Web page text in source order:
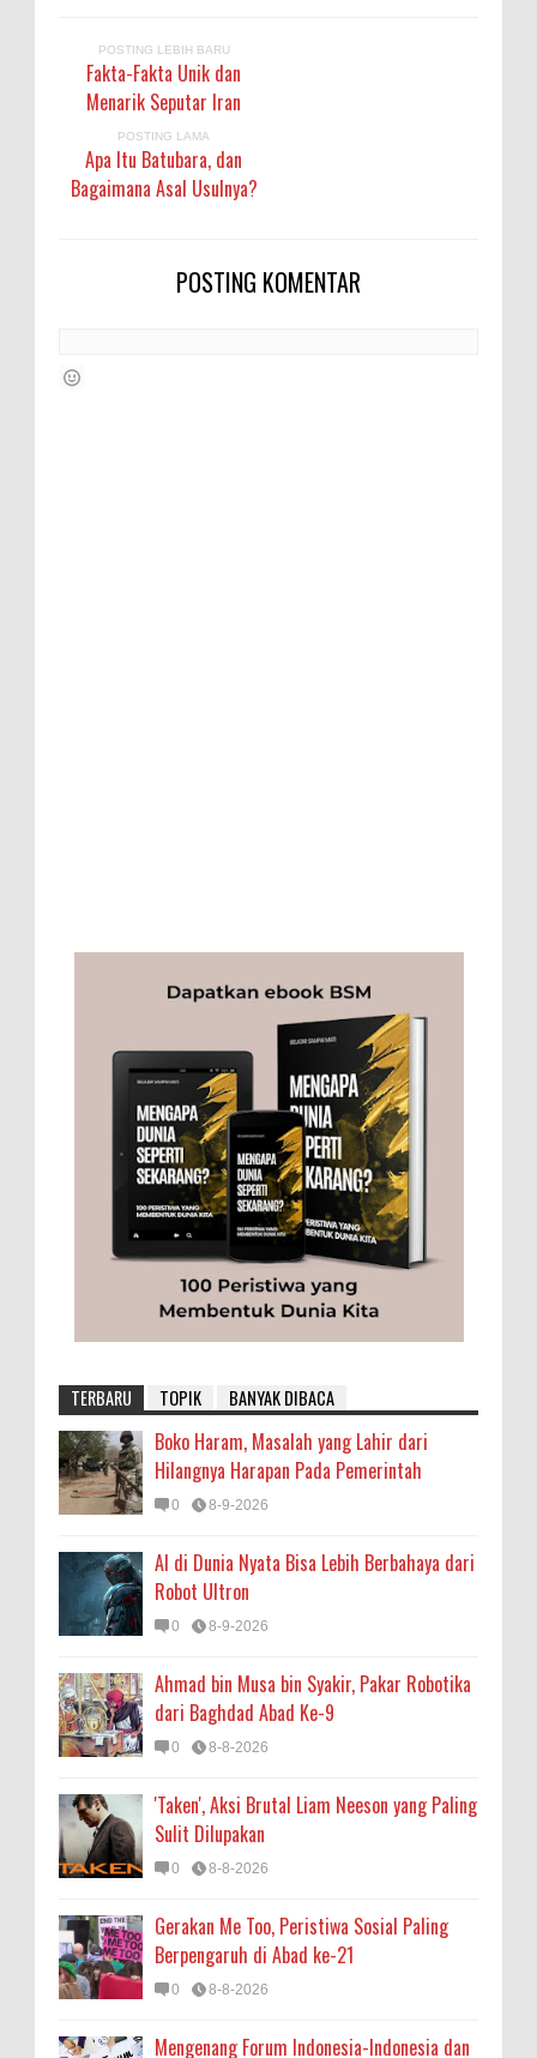
POSTING LEBIH BARU
Fakta-Fakta Unik dan
Menarik Seputar Iran
POSTING LAMA
Apa Itu Batubara, dan
Bagaimana Asal Usulnya?
POSTING KOMENTAR
TERBARU TOPIK BANYAK DIBACA
Boko Haram, Masalah yang Lahir dari
Hilangnya Harapan Pada Pemerintah
0 8-9-2026
AI di Dunia Nyata Bisa Lebih Berbahaya dari
Robot Ultron
0 8-9-2026
Ahmad bin Musa bin Syakir, Pakar Robotika
dari Baghdad Abad Ke-9
0 8-8-2026
'Taken', Aksi Brutal Liam Neeson yang Paling
Sulit Dilupakan
0 8-8-2026
Gerakan Me Too, Peristiwa Sosial Paling
Berpengaruh di Abad ke-21
0 8-8-2026
Mengenang Forum Indonesia-Indonesia dan